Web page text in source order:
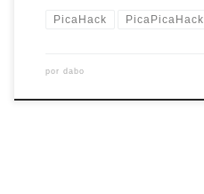
PicaHack PicaPicaHack
por dabo